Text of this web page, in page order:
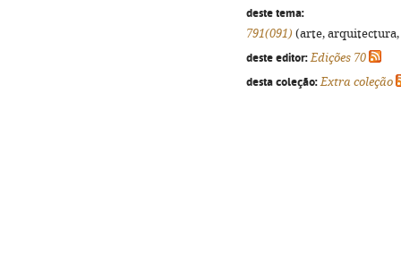
deste tema:
791(091) (arte,
deste editor: Edições 70
desta coleção: Extra coleção